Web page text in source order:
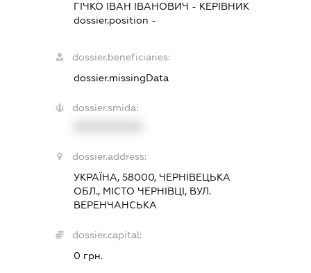
ГІЧКО ІВАН ІВАНОВИЧ - КЕРІВНИК
dossier.position -
dossier.beneficiaries:
dossier.missingData
dossier.smida:
dossier.address:
УКРАЇНА, 58000, ЧЕРНІВЕЦЬКА
ОБЛ., МІСТО ЧЕРНІВЦІ, ВУЛ.
ВЕРЕНЧАНСЬКА
dossier.capital:
0 грн.